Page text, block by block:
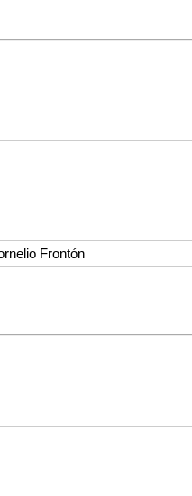
Frontón